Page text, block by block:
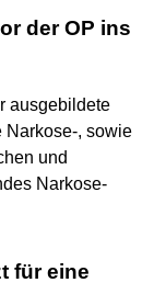
der OP ins
ausgebildete
Narkose-, sowie
und
Narkose-
für eine